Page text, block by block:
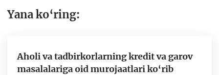
Yana ko‘ring:
Aholi va tadbirkorlarning kredit va garov
masalalariga oid murojaatlari ko‘rib